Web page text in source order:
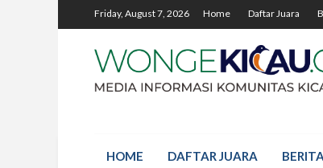
Friday, August 7, 2026 Home Daftar Juara
HOME DAFTAR JUARA